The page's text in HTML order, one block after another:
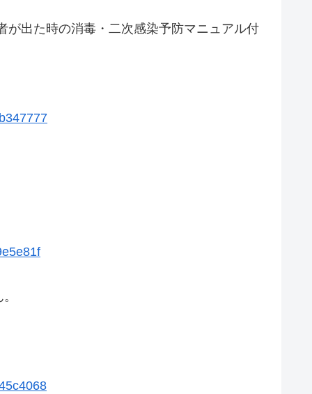
出た時の消毒・二次感染予防マニュアル付